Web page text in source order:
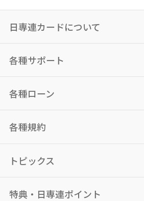
日専連カードについて
各種サポート
各種ローン
各種規約
トピックス
特典・日専連ポイント